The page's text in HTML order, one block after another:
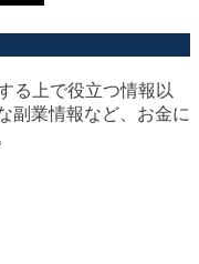
る上で役立つ情報以
副業情報など、お金に